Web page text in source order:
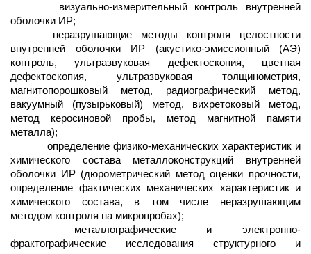
визуально-измерительный контроль внутренней
оболочки ИР;
неразрушающие методы контроля целостности
внутренней оболочки ИР (акустико-эмиссионный (АЭ)
контроль, ультразвуковая дефектоскопия, цветная
дефектоскопия, ультразвуковая толщинометрия,
магнитопорошковый метод, радиографический метод,
вакуумный (пузырьковый) метод, вихретоковый метод,
метод керосиновой пробы, метод магнитной памяти
металла);
определение физико-механических характеристик и
химического состава металлоконструкций внутренней
оболочки ИР (дюрометрический метод оценки прочности,
определение фактических механических характеристик и
химического состава, в том числе неразрушающим
методом контроля на микропробах);
металлографические и электронно-
фрактографические исследования структурного и